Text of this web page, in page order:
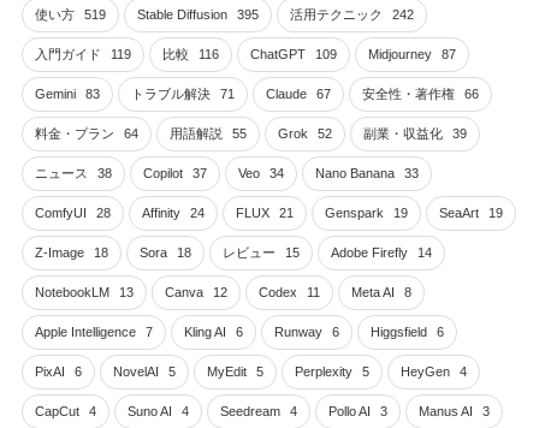
使い方 519 Stable Diffusion 395 活用テクニック 242
入門ガイド 119 比較 116 ChatGPT 109 Midjourney 87
Gemini 83 トラブル解決 71 Claude 67 安全性・著作権 66
料金・プラン 64 用語解説 55 Grok 52 副業・収益化 39
ニュース 38 Copilot 37 Veo 34 Nano Banana 33
ComfyUI 28 Affinity 24 FLUX 21 Genspark 19 SeaArt 19
Z-Image 18 Sora 18 レビュー 15 Adobe Firefly 14
NotebookLM 13 Canva 12 Codex 11 Meta AI 8
Apple Intelligence 7 Kling AI 6 Runway 6 Higgsfield 6
PixAI 6 NovelAI 5 MyEdit 5 Perplexity 5 HeyGen 4
CapCut 4 Suno AI 4 Seedream 4 Pollo AI 3 Manus AI 3